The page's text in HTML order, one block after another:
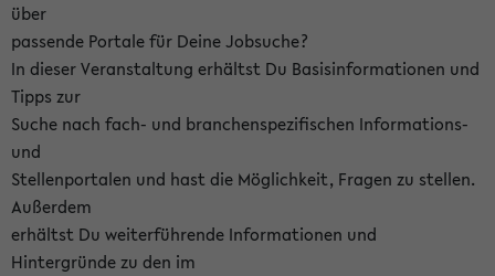
über
passende Portale für Deine Jobsuche?
In dieser Veranstaltung erhältst Du Basisinformationen und
Tipps zur
Suche nach fach- und branchenspezifischen Informations-
und
Stellenportalen und hast die Möglichkeit, Fragen zu stellen.
Außerdem
erhältst Du weiterführende Informationen und
Hintergründe zu den im